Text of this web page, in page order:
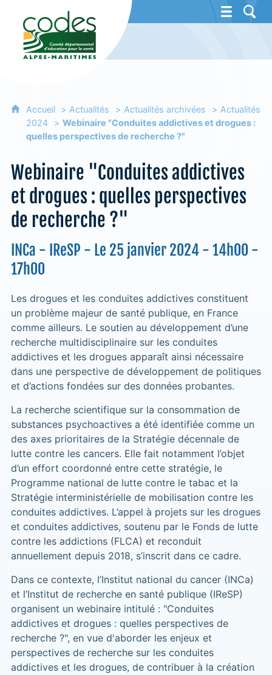
CoDES 06 - Comité départemental
Accueil Actualités Actualités archivées
Actualités
2024
Webinaire "Conduites addictives et drogues :
quelles perspectives de recherche ?"
Webinaire "Conduites addictives
et drogues : quelles perspectives
de recherche ?"
INCa - IReSP - Le 25 janvier 2024 - 14h00 -
17h00
Les drogues et les conduites addictives constituent
un problème majeur de santé publique, en France
comme ailleurs. Le soutien au développement d’une
recherche multidisciplinaire sur les conduites
addictives et les drogues apparaît ainsi nécessaire
dans une perspective de développement de politiques
et d’actions fondées sur des données probantes.
La recherche scientifique sur la consommation de
substances psychoactives a été identifiée comme un
des axes prioritaires de la Stratégie décennale de
lutte contre les cancers. Elle fait notamment l’objet
d’un effort coordonné entre cette stratégie, le
Programme national de lutte contre le tabac et la
Stratégie interministérielle de mobilisation contre les
conduites addictives. L’appel à projets sur les drogues
et conduites addictives, soutenu par le Fonds de lutte
contre les addictions (FLCA) et reconduit
annuellement depuis 2018, s’inscrit dans ce cadre.
Dans ce contexte, l’Institut national du cancer (INCa)
et l’Institut de recherche en santé publique (IReSP)
organisent un webinaire intitulé : "Conduites
addictives et drogues : quelles perspectives de
recherche ?", en vue d'aborder les enjeux et
perspectives de recherche sur les conduites
addictives et les drogues, de contribuer à la création